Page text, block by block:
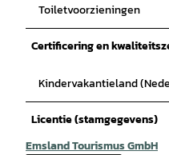
Toiletvoorzieningen
Certificering en
Kindervakantieland
Licentie (stamgegevens)
Emsland Tourismus GmbH